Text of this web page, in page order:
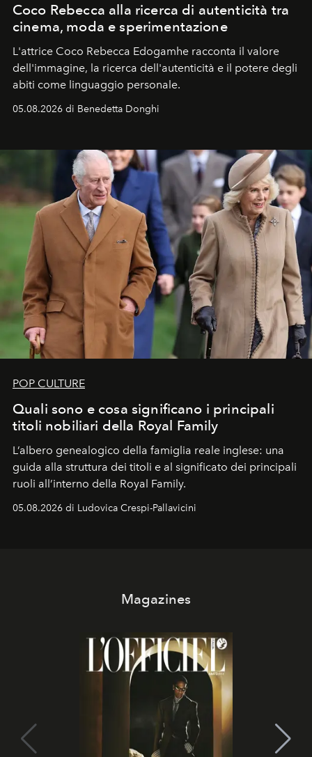
Coco Rebecca alla ricerca di autenticità tra
cinema, moda e sperimentazione
L'attrice Coco Rebecca Edogamhe racconta il valore
dell'immagine, la ricerca dell'autenticità e il potere degli
abiti come linguaggio personale.
05.08.2026 di Benedetta Donghi
POP CULTURE
Quali sono e cosa significano i principali
titoli nobiliari della Royal Family
L’albero genealogico della famiglia reale inglese: una
guida alla struttura dei titoli e al significato dei principali
ruoli all’interno della Royal Family.
05.08.2026 di Ludovica Crespi-Pallavicini
Magazines